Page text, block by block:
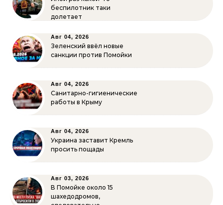
беспилотник таки
долетает
Авг 04, 2026
Зеленский ввёл новые
санкции против Помойки
Авг 04, 2026
Санитарно-гигиенические
работы в Крыму
Авг 04, 2026
Украина заставит Кремль
просить пощады
Авг 03, 2026
В Помойке около 15
шахедодромов,